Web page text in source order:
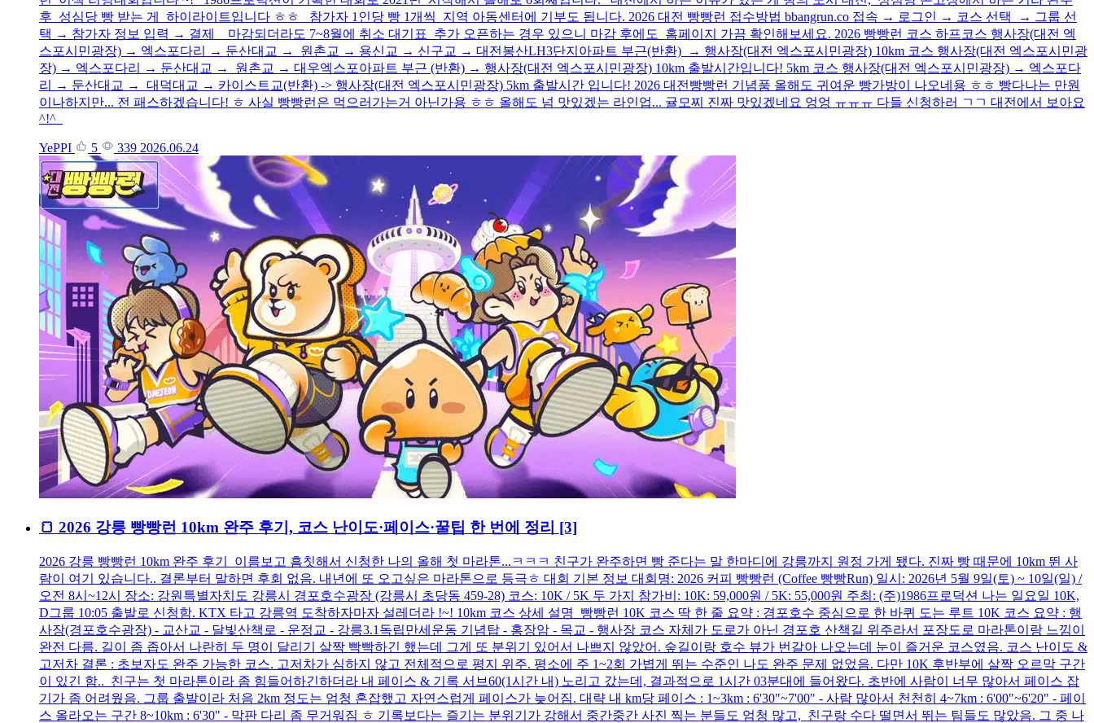
후 성심당 빵 받는 게 하이라이트입니다 ㅎㅎ 참가자 1인당 빵 1개씩 지역 아동센터에 기부도 됩니다. 2026 대전 빵빵런 접수방법 bbangrun.co 접속 → 로그인 → 코스 선택 → 그룹 선
택 → 참가자 정보 입력 → 결제 마감되더라도 7~8월에 취소 대기표 추가 오픈하는 경우 있으니 마감 후에도 홈페이지 가끔 확인해보세요. 2026 빵빵런 코스 하프코스 행사장(대전 엑
스포시민광장) → 엑스포다리 → 둔산대교 → 원촌교 → 용신교 → 신구교 → 대전봉산LH3단지아파트 부근(반환) → 행사장(대전 엑스포시민광장) 10km 코스 행사장(대전 엑스포시민광
장) → 엑스포다리 → 둔산대교 → 원촌교 → 대우엑스포아파트 부근 (반환) → 행사장(대전 엑스포시민광장) 10km 출발시간입니다! 5km 코스 행사장(대전 엑스포시민광장) → 엑스포다
리 → 둔산대교 → 대덕대교 → 카이스트교(반환) -> 행사장(대전 엑스포시민광장) 5km 출발시간 입니다! 2026 대전빵빵런 기념품 올해도 귀여운 빵가방이 나오네용 ㅎㅎ 빵다나는 만원
이나하지만... 전 패스하겠습니다! ㅎ 사실 빵빵런은 먹으러가는거 아닌가용 ㅎㅎ 올해도 넘 맛있겠는 라인업... 귤모찌 진짜 맛있겠네요 엉엉 ㅠㅠㅠ 다들 신청하러 ㄱㄱ 대전에서 보아요
^!^
YePPI 5 339 2026.06.24
🍞 2026 강릉 빵빵런 10km 완주 후기, 코스 난이도·페이스·꿀팁 한 번에 정리 [3]
2026 강릉 빵빵런 10km 완주 후기 이름보고 흠칫해서 신청한 나의 올해 첫 마라톤...ㅋㅋㅋ 친구가 완주하면 빵 준다는 말 한마디에 강릉까지 원정 가게 됐다. 진짜 빵 때문에 10km 뛴 사
람이 여기 있습니다.. 결론부터 말하면 후회 없음. 내년에 또 오고싶은 마라톤으로 등극ㅎ 대회 기본 정보 대회명: 2026 커피 빵빵런 (Coffee 빵빵Run) 일시: 2026년 5월 9일(토) ~ 10일(일) /
오전 8시~12시 장소: 강원특별자치도 강릉시 경포호수광장 (강릉시 초당동 459-28) 코스: 10K / 5K 두 가지 참가비: 10K: 59,000원 / 5K: 55,000원 주최: (주)1986프로덕션 나는 일요일 10K,
D그룹 10:05 출발로 신청함. KTX 타고 강릉역 도착하자마자 설레더라 !~! 10km 코스 상세 설명 빵빵런 10K 코스 딱 한 줄 요약 : 경포호수 중심으로 한 바퀴 도는 루트 10K 코스 요약 : 행
사장(경포호수광장) - 교산교 - 달빛산책로 - 운정교 - 강릉3.1독립만세운동 기념탑 - 홍장암 - 목교 - 행사장 코스 자체가 도로가 아닌 경포호 산책길 위주라서 포장도로 마라톤이랑 느낌이
완전 다름. 길이 좀 좁아서 나란히 두 명이 달리기 살짝 빡빡하긴 했는데 그게 또 분위기 있어서 나쁘지 않았어. 숲길이랑 호수 뷰가 번갈아 나오는데 눈이 즐거운 코스였음. 코스 난이도 &
고저차 결론 : 초보자도 완주 가능한 코스. 고저차가 심하지 않고 전체적으로 평지 위주. 평소에 주 1~2회 가볍게 뛰는 수준인 나도 완주 문제 없었음. 다만 10K 후반부에 살짝 오르막 구간
이 있긴 함.. 친구는 첫 마라톤이라 좀 힘들어하긴하더라 내 페이스 & 기록 서브60(1시간 내) 노리고 갔는데, 결과적으로 1시간 03분대에 들어왔다. 초반에 사람이 너무 많아서 페이스 잡
기가 좀 어려웠음. 그룹 출발이라 처음 2km 정도는 엄청 혼잡했고 자연스럽게 페이스가 늦어짐. 대략 내 km당 페이스 : 1~3km : 6'30"~7'00" - 사람 많아서 천천히 4~7km : 6'00"~6'20" - 페이
스 올라오는 구간 8~10km : 6'30" - 막판 다리 좀 무거워짐 ㅎ 기록보다는 즐기는 분위기가 강해서 중간중간 사진 찍는 분들도 엄청 많고, 친구랑 수다 떨면서 뛰는 팀들도 많았음. 그 중 나